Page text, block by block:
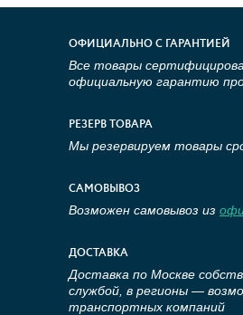
ОФИЦИАЛЬНО С ГАРАНТИЕЙ
Все товары
официальную гарантию
РЕЗЕРВ ТОВАРА
Мы резервируем товары
САМОВЫВОЗ
Возможен самовывоз из
ДОСТАВКА
Доставка по Москве
службой, в регионы —
транспортных компаний